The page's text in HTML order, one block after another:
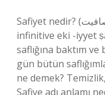
Safiyet nedir? (ﺻﺎﻓﻴﺖ) i. (Ar ṣāfі > ṣāf’tan yapay
infinitive eki -iyyet
saflığına baktım
gün bütün
ne demek?
Safiye adı anlamı